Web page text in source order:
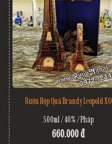
Rượu Hộp Quà Brandy Leopold XO
500ml / 40% / Pháp
660.000 đ